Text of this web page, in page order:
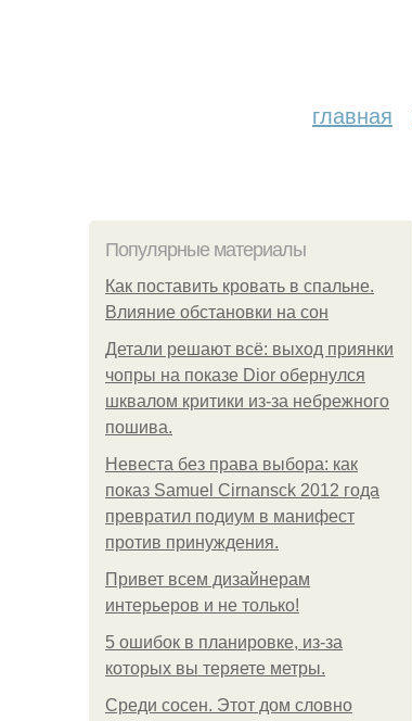
главная
Популярные материалы
Как поставить кровать в спальне.
Влияние обстановки на сон
Детали решают всё: выход приянки
чопры на показе Dior обернулся
шквалом критики из-за небрежного
пошива.
Невеста без права выбора: как
показ Samuel Cirnansck 2012 года
превратил подиум в манифест
против принуждения.
Привет всем дизайнерам
интерьеров и не только!
5 ошибок в планировке, из-за
которых вы теряете метры.
Среди сосен. Этот дом словно